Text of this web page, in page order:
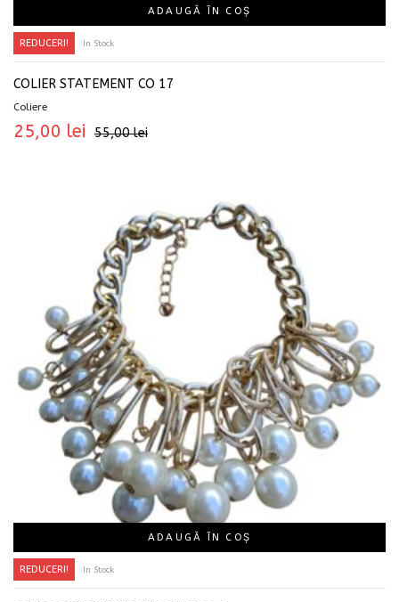
ADAUGĂ ÎN COȘ
REDUCERI! In Stock
COLIER STATEMENT CO 17
Coliere
55,00lei
25,00 lei
ADAUGĂ ÎN COȘ
REDUCERI! In Stock